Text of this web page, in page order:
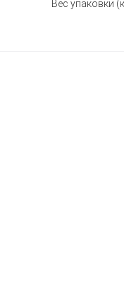
Вес упаковки